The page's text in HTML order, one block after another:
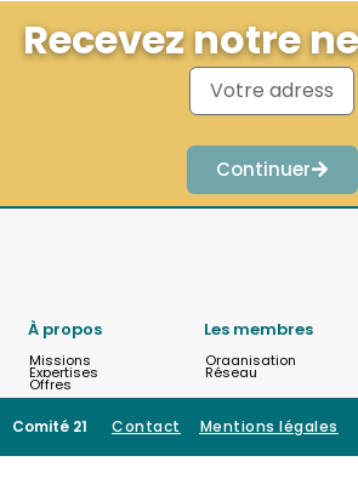
Recevez notre
Continuer
À propos
Missions
Expertises
Offres
Les membres
Organisation
Réseau
Comité 21 Contact Mentions légales